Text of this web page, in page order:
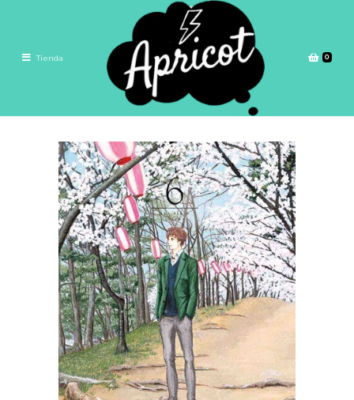
Tienda 0